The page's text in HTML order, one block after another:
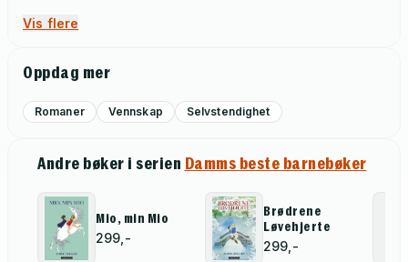
Vis flere
Oppdag mer
Romaner Vennskap Selvstendighet
Andre bøker i serien Damms beste barnebøker
Mio, min Mio
299,-
Brødrene
Løvehjerte
299,-